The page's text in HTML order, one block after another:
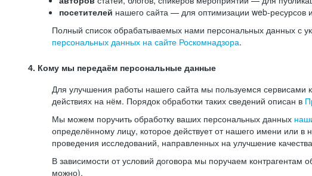
посетителей нашего сайта — для оптимизации web-ресурсов
Полный список обрабатываемых нами персональных данных с
персональных данных на сайте Роскомнадзора.
4. Кому мы передаём персональные данные
Для улучшения работы нашего сайта мы пользуемся сервисами
действиях на нём. Порядок обработки таких сведений описан в
Мы можем поручить обработку ваших персональных данных
определённому лицу, которое действует от нашего имени или
проведения исследований, направленных на улучшение
В зависимости от условий договора мы поручаем
можно).